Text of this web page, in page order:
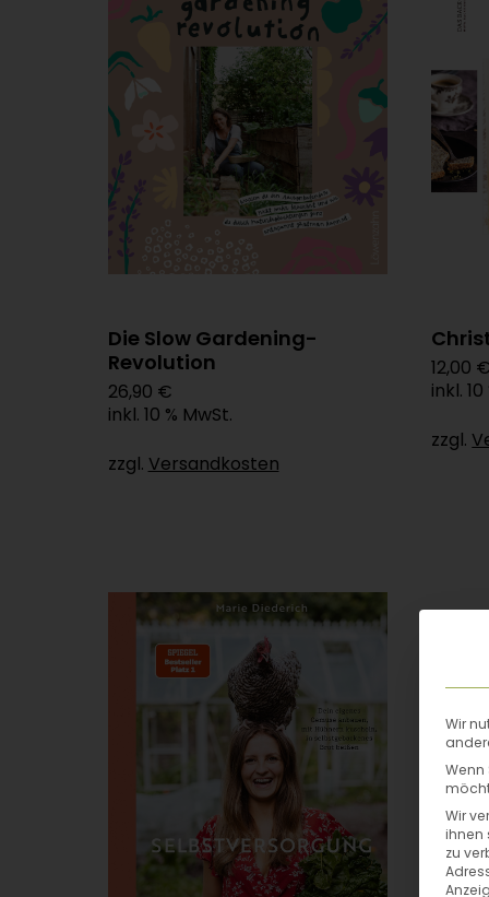
Die Slow Gardening-
Revolution
26,90 €
inkl. 10 % MwSt.
zzgl. Versandkosten
12,00 €
inkl.
zzgl.
Wir
Wenn
Wir
ihnen
zu